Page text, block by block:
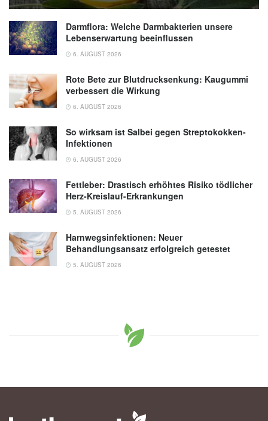
Darmflora: Welche Darmbakterien unsere
Lebenserwartung beeinflussen
6. AUGUST 2026
Rote Bete zur Blutdrucksenkung: Kaugummi
verbessert die Wirkung
6. AUGUST 2026
So wirksam ist Salbei gegen Streptokokken-
Infektionen
6. AUGUST 2026
Fettleber: Drastisch erhöhtes Risiko tödlicher
Herz-Kreislauf-Erkrankungen
5. AUGUST 2026
Harnwegsinfektionen: Neuer
Behandlungsansatz erfolgreich getestet
5. AUGUST 2026